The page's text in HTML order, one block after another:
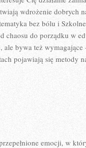
wdrożenie dobrych
bez bólu i
chaosu do porządku w
ale bywa też
pojawiają się metody
emocji, w